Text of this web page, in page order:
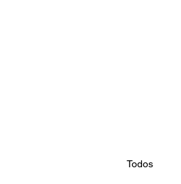
Todos